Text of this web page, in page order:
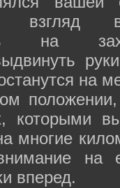
на
на
положении,
которыми
многие
на
вперед.